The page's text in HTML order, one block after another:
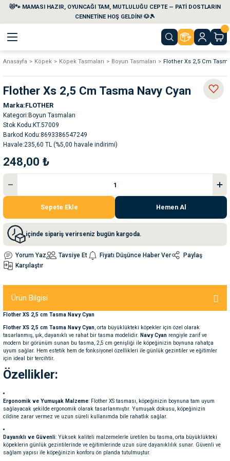
😻🐾 MAMASI HAZIR, OYUNCAĞI TAM, MUTLULUĞU CEPTE — PATİ DOSTLARIN
CENNETİNE HOŞ GELDİN! 🐶🎾
Geri Dön
Geri Dön
Temizlik Ürünleri
Su Kabları
Kemikleri
Seyahat Ürünleri
Geri Dön
Geri Dön
Geri Dön
Geri Dön
Anasayfa Köpek Köpek Tasmaları Boyun Tasmaları Flother Xs 2,5 Cm
Flother Xs 2,5 Cm Tasma Navy Cyan
Marka FLOTHER
Kategori Boyun Tasmaları
Stok Kodu KT.57009
Barkod Kodu 8693386547249
Havale 235,60 TL (%5,00 havale indirimi)
248,00 ₺
Sepete Ekle Hemen Al
içinde sipariş verirseniz bugün kargoda.
Yorum Yaz Tavsiye Et Fiyatı Düşünce Haber Ver
Paylaş
Karşılaştır
Ürün Bilgisi
Flother XS 2,5 cm Tasma Navy Cyan
Flother XS 2,5 cm Tasma Navy Cyan , orta büyüklükteki köpekler için özel olarak
tasarlanmış, şık, dayanıklı ve rahat bir tasma modelidir.
Navy Cyan rengiyle zarif ve
modern bir görünüm sunan bu tasma, 2,5 cm genişliği ile köpeğinizin boynuna rahatça
uyum sağlar. Hem estetik hem de fonksiyonel özellikleri ile günlük gezintiler ve eğitimler
için ideal bir tercihtir.
Özellikler:
Ergonomik ve Yumuşak Malzeme: Flother XS tasması, köpeğinizin boynuna tam uyum
sağlayacak şekilde ergonomik olarak tasarlanmıştır. Yumuşak dokusu, köpeğinizin
cildine zarar vermez ve uzun süreli kullanımda bile rahatlık sağlar.
Dayanıklı ve Güvenli: Yüksek kaliteli malzemelerle üretilen bu tasma, orta büyüklükteki
köpeklerin günlük gezintilerinde ve eğitimlerinde uzun süre dayanıklılık sunar. Güvenli ve
sağlam yapısı ile köpeğinizin konforu ön planda tutulmuştur.